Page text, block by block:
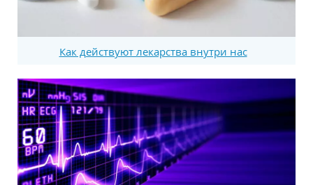
Как действуют лекарства внутри нас